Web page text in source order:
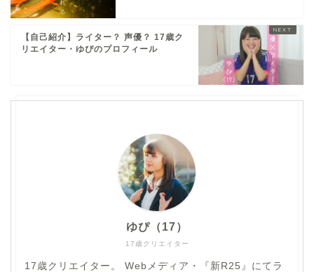
【自己紹介】ライター？ 声優？ 17歳ク
リエイター・ゆぴのプロフィール
17歳クリエイター
ゆぴ（17）
17歳クリエイター。 Webメディア・『新R25』にてラ